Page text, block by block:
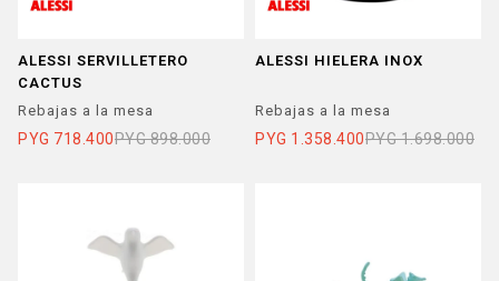
ALESSI SERVILLETERO
CACTUS
Rebajas a la mesa
PYG 718.400PYG 898.000
ALESSI HIELERA INOX
Rebajas a la mesa
PYG 1.358.400PYG 1.698.000